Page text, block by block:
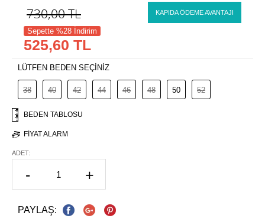
730,00TL KAPIDA ÖDEME AVANTAJI
Sepette %28 İndirim
525,60 TL
LÜTFEN BEDEN SEÇİNİZ
38 40 42 44 46 48 50 52
BEDEN TABLOSU
FIYAT ALARM
ADET:
- +
PAYLAŞ: